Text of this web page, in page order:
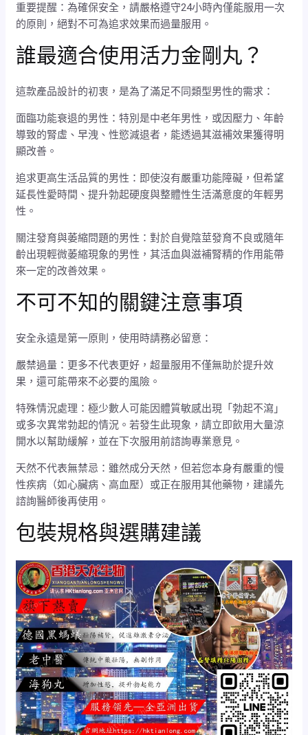
重要提醒：為確保安全，請嚴格遵守24小時內僅能服用一次
的原則，絕對不可為追求效果而過量服用。
誰最適合使用活力金剛丸？
這款產品設計的初衷，是為了滿足不同類型男性的需求：
面臨功能衰退的男性：特別是中老年男性，或因壓力、年齡
導致的腎虛、早洩、性慾減退者，能透過其滋補效果獲得明
顯改善。
追求更高生活品質的男性：即使沒有嚴重功能障礙，但希望
延長性愛時間、提升勃起硬度與整體性生活滿意度的年輕男
性。
關注發育與萎縮問題的男性：對於自覺陰莖發育不良或隨年
齡出現輕微萎縮現象的男性，其活血與滋補腎精的作用能帶
來一定的改善效果。
不可不知的關鍵注意事項
安全永遠是第一原則，使用時請務必留意：
嚴禁過量：更多不代表更好，超量服用不僅無助於提升效
果，還可能帶來不必要的風險。
特殊情況處理：極少數人可能因體質敏感出現「勃起不瀉」
或多次異常勃起的情況。若發生此現象，請立即飲用大量涼
開水以幫助緩解，並在下次服用前諮詢專業意見。
天然不代表無禁忌：雖然成分天然，但若您本身有嚴重的慢
性疾病（如心臟病、高血壓）或正在服用其他藥物，建議先
諮詢醫師後再使用。
包裝規格與選購建議